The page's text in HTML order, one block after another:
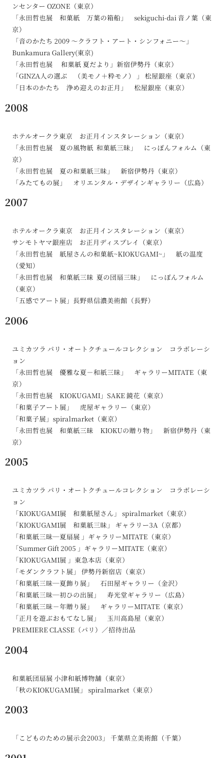
ンセンター OZONE（東京）
「永田哲也展 和菓紙 万葉の箱船」 sekiguchi-dai 音ノ葉（東
京）
「音のかたち 2009 ～クラフト・アート・シンフォニー～」
Bunkamura Gallery(東京)
「永田哲也展 和菓紙 夏だより」新宿伊勢丹（東京）
「GINZA人の選ぶ （美モノ＋粋モノ） 」 松屋銀座（東京）
「日本のかたち 浄め迎えのお正月」 松屋銀座（東京）
2008
ホテルオークラ東京 お正月インスタレーション（東京）
「永田哲也展 夏の風物紙 和菓紙三昧」 にっぽんフォルム（東
京）
「永田哲也展 夏の和菓紙三昧」 新宿伊勢丹（東京）
「みたてもの展」 オリエンタル・デザインギャラリー（広島）
2007
ホテルオークラ東京 お正月インスタレーション（東京）
サンモトヤマ銀座店 お正月ディスプレイ（東京）
「永田哲也展 紙屋さんの和菓紙~KIOKUGAMI~」 紙の温度
（愛知）
「永田哲也展 和菓紙三昧 夏の団扇三昧」 にっぽんフォルム
（東京）
「五感でアート展」長野県信濃美術館（長野）
2006
ユミカツラ パリ・オートクチュールコレクション コラボレーシ
ョン
「永田哲也展 優雅な夏－和紙三昧」 ギャラリーMITATE（東
京）
「永田哲也展 KIOKUGAMI」SAKE 鏡花（東京）
「和菓子アート展」 虎屋ギャラリー（東京）
「和菓子展」spiralmarket（東京）
「永田哲也展 和菓紙三昧 KIOKUの贈り物」 新宿伊勢丹（東
京）
2005
ユミカツラ パリ・オートクチュールコレクション コラボレーシ
ョン
「KIOKUGAMI展 和菓紙屋さん」 spiralmarket（東京）
「KIOKUGAMI展 和菓紙三昧」 ギャラリー3A（京都）
「和菓紙三昧─夏扇展 」ギャラリーMITATE（東京）
「Summer Gift 2005 」ギャラリーMITATE（東京）
「KIOKUGAMI展 」東急本店（東京）
「モダンクラフト展」 伊勢丹新宿店（東京）
「和菓紙三昧─夏飾り展」 石田屋ギャラリー（金沢）
「和菓紙三昧─初ひの出展」 寿光堂ギャラリー（広島）
「和菓紙三昧－年贈り展」 ギャラリーMITATE（東京）
「正月を遊ぶおもてなし展」 玉川高島屋（東京）
PREMIERE CLASSE（パリ）／招待出品
2004
和菓紙団扇展 小津和紙博物舗（東京）
「秋のKIOKUGAMI展」 spiralmarket（東京）
2003
「こどものための展示会2003」 千葉県立美術館（千葉）